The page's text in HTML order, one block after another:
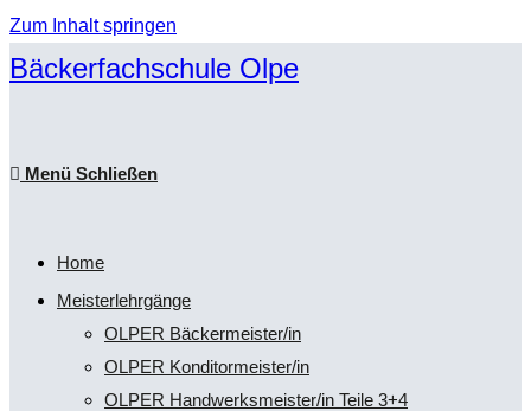
Zum Inhalt springen
Bäckerfachschule Olpe
Menü Schließen
Home
Meisterlehrgänge
OLPER Bäckermeister/in
OLPER Konditormeister/in
OLPER Handwerksmeister/in Teile 3+4